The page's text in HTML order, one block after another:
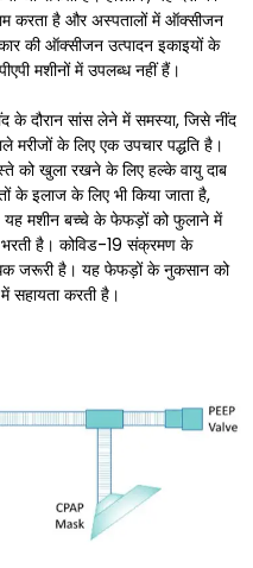
करता है और अस्पतालों में ऑक्सीजन
की ऑक्सीजन उत्पादन इकाइयों के
मशीनों में उपलब्ध नहीं हैं।
के दौरान सांस लेने में समस्या, जिसे नींद
मरीजों के लिए एक उपचार पद्धति है।
को खुला रखने के लिए हल्के वायु दाब
के इलाज के लिए भी किया जाता है,
मशीन बच्चे के फेफड़ों को फुलाने में
है। कोविड-19 संक्रमण के
जरूरी है। यह फेफड़ों के नुकसान को
सहायता करती है।